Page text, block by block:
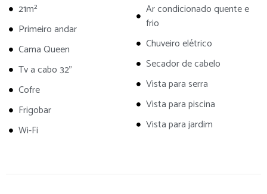
21m²
Primeiro andar
Cama Queen
Tv a cabo 32"
Cofre
Frigobar
Wi-Fi
Ar condicionado quente e
frio
Chuveiro elétrico
Secador de cabelo
Vista para serra
Vista para piscina
Vista para jardim